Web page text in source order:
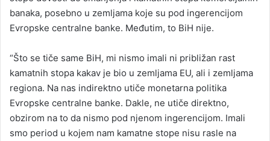
banaka, posebno u zemljama koje su pod ingerencijom
Evropske centralne banke. Međutim, to BiH nije.
“Što se tiče same BiH, mi nismo imali ni približan rast
kamatnih stopa kakav je bio u zemljama EU, ali i zemljama
regiona. Na nas indirektno utiče monetarna politika
Evropske centralne banke. Dakle, ne utiče direktno,
obzirom na to da nismo pod njenom ingerencijom. Imali
smo period u kojem nam kamatne stope nisu rasle na